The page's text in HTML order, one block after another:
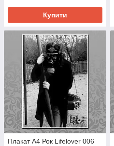
Купити
Плакат А4 Рок Lifelover 006